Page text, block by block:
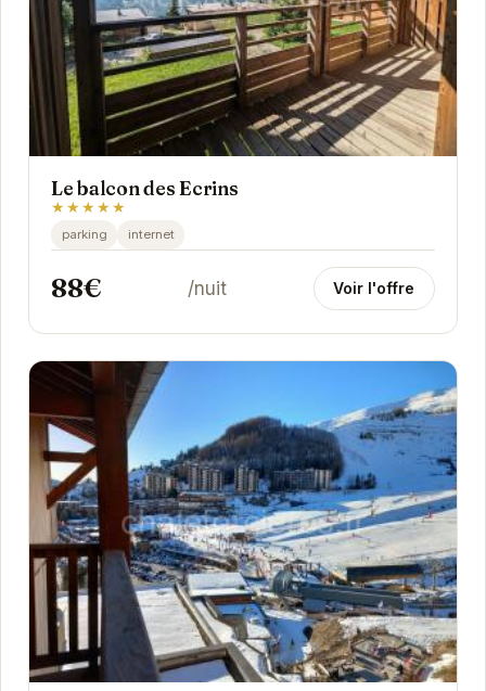
Le balcon des Ecrins
★★★★★
parking internet
88€ /nuit Voir l'offre